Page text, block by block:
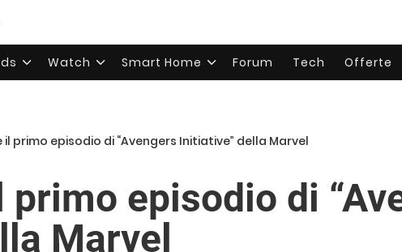
Watch Smart Home Forum Tech Offerte
il primo episodio di “Avengers Initiative” della Marvel
episodio di
Marvel